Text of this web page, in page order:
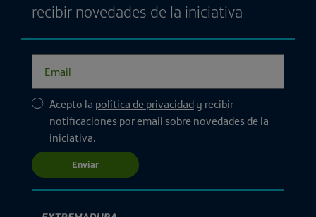
recibir novedades de la iniciativa
Acepto la política de privacidad y recibir
notificaciones por email sobre novedades de la
iniciativa.
Enviar